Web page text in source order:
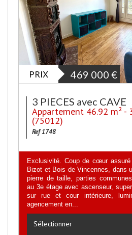
PRIX 469 000 €
3 PIECES avec CAVE
Appartement 46.92 m² -
(75012)
Ref 1748
Exclusivité. Coup de cœur
Bizot et Bois de Vincennes, dans
pierre de taille, parties
au 3e étage avec ascenseur,
sur rue et cour intérieure,
agencement en...
Sélectionner